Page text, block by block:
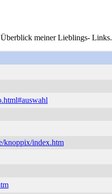
meiner Lieblings- Links.
knoppix/index.htm